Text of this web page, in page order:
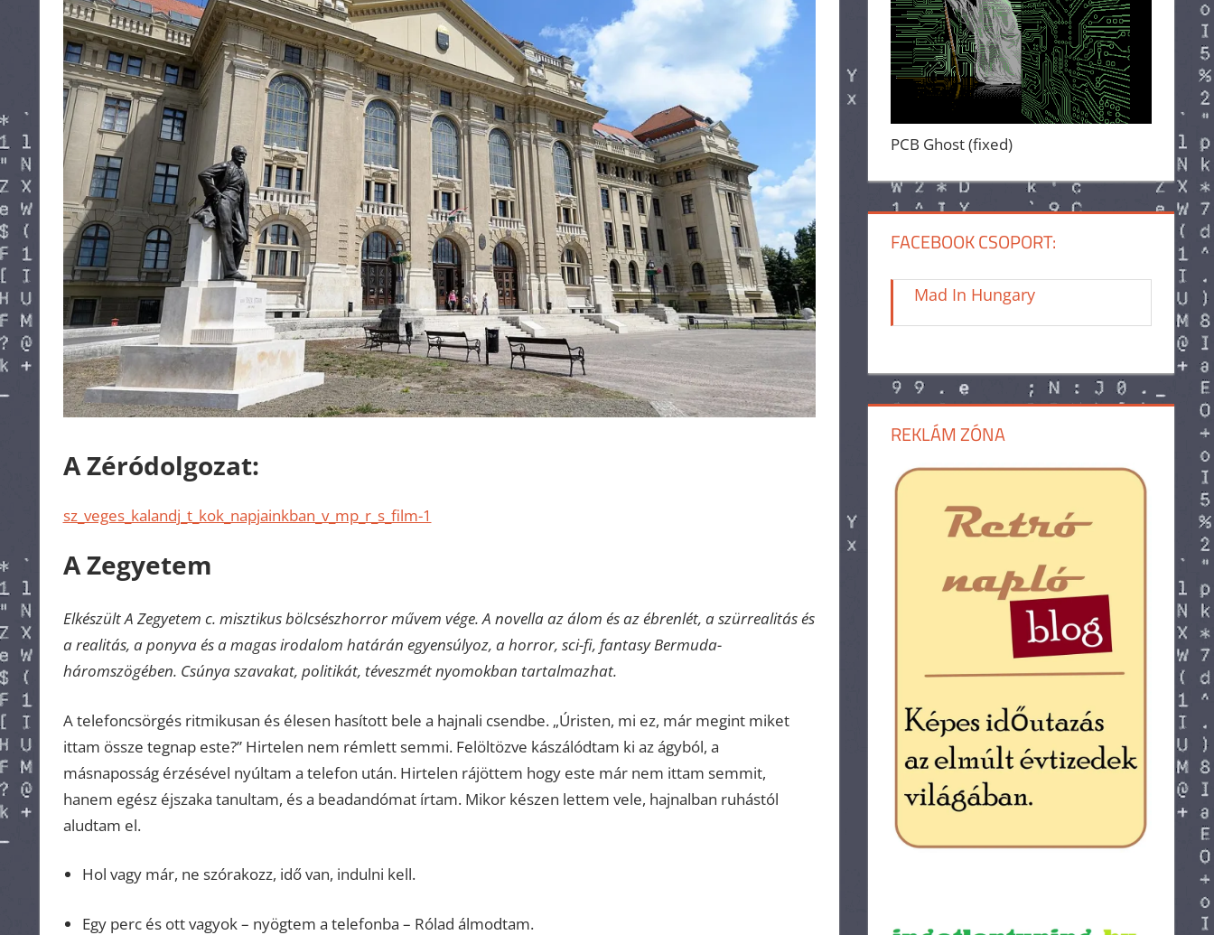
A Zéródolgozat:
sz_veges_kalandj_t_kok_napjainkban_v_mp_r_s_film-1
A Zegyetem
Elkészült A Zegyetem c. misztikus bölcsészhorror művem vége. A novella az álom és az ébrenlét, a szürrealitás és
a realitás, a ponyva és a magas irodalom határán egyensúlyoz, a horror, sci-fi, fantasy Bermuda-
háromszögében. Csúnya szavakat, politikát, téveszmét nyomokban tartalmazhat.
A telefoncsörgés ritmikusan és élesen hasított bele a hajnali csendbe. „Úristen, mi ez, már megint miket
ittam össze tegnap este?” Hirtelen nem rémlett semmi. Felöltözve kászálódtam ki az ágyból, a
másnaposság érzésével nyúltam a telefon után. Hirtelen rájöttem hogy este már nem ittam semmit,
hanem egész éjszaka tanultam, és a beadandómat írtam. Mikor készen lettem vele, hajnalban ruhástól
aludtam el.
Hol vagy már, ne szórakozz, idő van, indulni kell.
Egy perc és ott vagyok – nyögtem a telefonba – Rólad álmodtam.
PCB Ghost (fixed)
FACEBOOK CSOPORT:
Mad In Hungary
REKLÁM ZÓNA